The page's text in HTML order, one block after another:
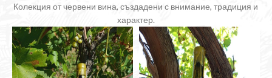
Колекция от червени вина, създадени с внимание, традиция и
характер.